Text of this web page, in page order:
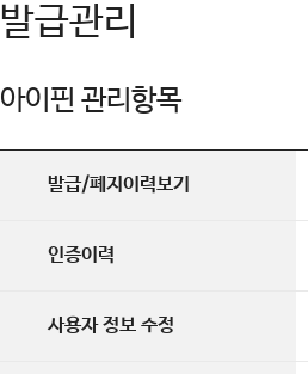
발급관리
아이핀 관리항목
발급/폐지이력보기
인증이력
사용자 정보 수정